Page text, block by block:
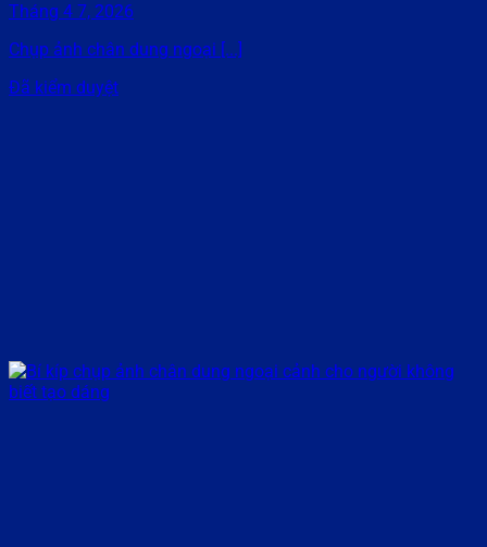
Tháng 4 7, 2026
Chụp ảnh chân dung ngoại [...]
Đã kiểm duyệt